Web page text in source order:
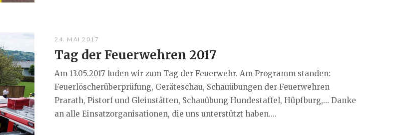
24. MAI 2017
Tag der Feuerwehren 2017
Am 13.05.2017 luden wir zum Tag der Feuerwehr. Am Programm standen:
Feuerlöscherüberprüfung, Geräteschau, Schauübungen der Feuerwehren
Prarath, Pistorf und Gleinstätten, Schauübung Hundestaffel, Hüpfburg,... Danke
an alle Einsatzorganisationen, die uns unterstützt haben....